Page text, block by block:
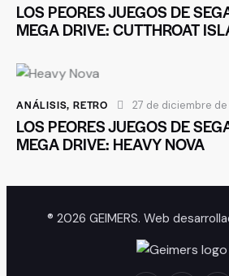
LOS PEORES JUEGOS DE
MEGA DRIVE: CUTTHROAT
ANÁLISIS,RETRO 27 de diciembre
LOS PEORES JUEGOS DE
MEGA DRIVE: HEAVY NOVA
® 2026 GEIMERS. Web